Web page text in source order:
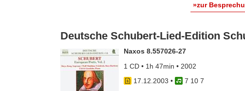
»zur
Deutsche Schubert-Lied-Edition
Naxos 8.557026-27
1 CD • 1h 47min • 2002
17.12.2003 •
7 10 7